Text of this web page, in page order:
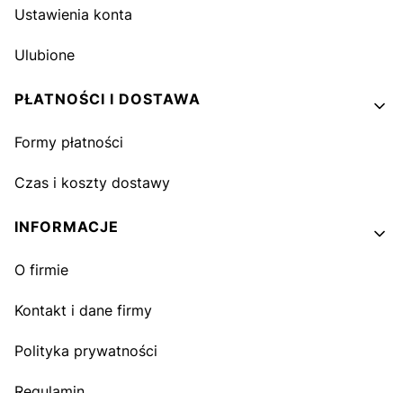
Ustawienia konta
Ulubione
PŁATNOŚCI I DOSTAWA
Formy płatności
Czas i koszty dostawy
INFORMACJE
O firmie
Kontakt i dane firmy
Polityka prywatności